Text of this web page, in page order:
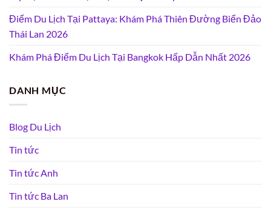
Điểm Du Lịch Tại Pattaya: Khám Phá Thiên Đường Biển Đảo
Thái Lan 2026
Khám Phá Điểm Du Lịch Tại Bangkok Hấp Dẫn Nhất 2026
DANH MỤC
Blog Du Lịch
Tin tức
Tin tức Anh
Tin tức Ba Lan